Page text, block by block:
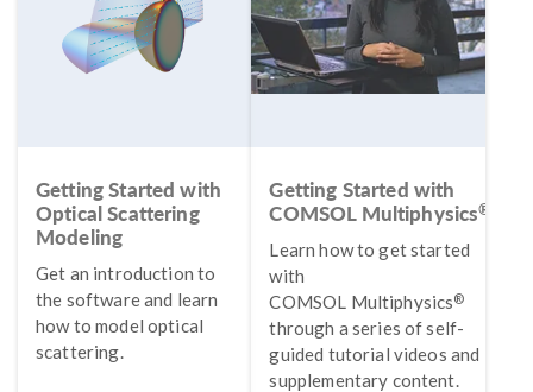
Getting Started with
Optical Scattering
Modeling
Get an introduction to
the software and learn
how to model optical
scattering.
Getting Started with
COMSOL Multiphysics®
Learn how to get started
with
COMSOL Multiphysics®
through a series of self-
guided tutorial videos and
supplementary content.